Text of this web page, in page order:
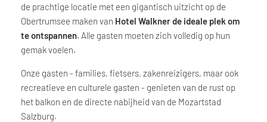
de prachtige locatie met een gigantisch uitzicht op de
Obertrumsee maken van Hotel Walkner de ideale plek om
te ontspannen. Alle gasten moeten zich volledig op hun
gemak voelen.
Onze gasten - families, fietsers, zakenreizigers, maar ook
recreatieve en culturele gasten - genieten van de rust op
het balkon en de directe nabijheid van de Mozartstad
Salzburg.